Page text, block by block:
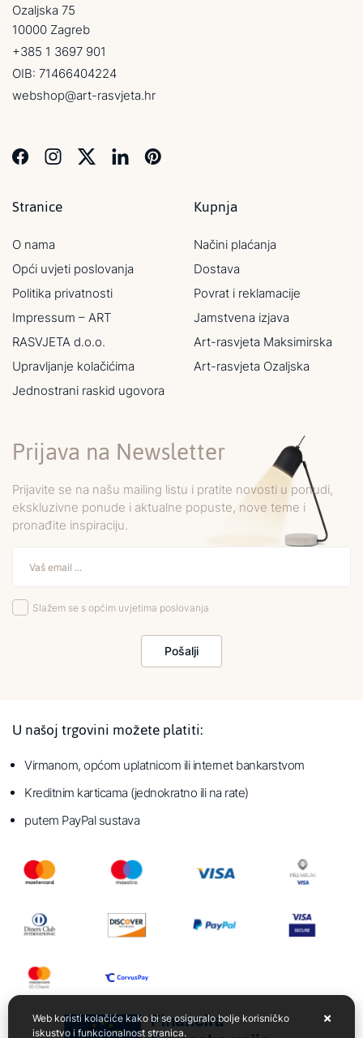
Ozaljska 75
10000 Zagreb
+385 1 3697 901
OIB: 71466404224
webshop@art-rasvjeta.hr
Stranice
O nama
Opći uvjeti poslovanja
Politika privatnosti
Impressum – ART
RASVJETA d.o.o.
Upravljanje kolačićima
Jednostrani raskid ugovora
Kupnja
Načini plaćanja
Dostava
Povrat i reklamacije
Jamstvena izjava
Art-rasvjeta Maksimirska
Art-rasvjeta Ozaljska
Prijava na Newsletter
Prijavite se na našu mailing listu i pratite novosti u ponudi,
ekskluzivne ponude i aktualne popuste, nove teme i
pronađite inspiraciju.
Slažem se s općim uvjetima poslovanja
Pošalji
U našoj trgovini možete platiti:
Virmanom, općom uplatnicom ili internet bankarstvom
Kreditnim karticama (jednokratno ili na rate)
putem PayPal sustava
Web koristi kolačiće kako bi se osiguralo bolje korisničko
iskustvo i funkcionalnost stranica.